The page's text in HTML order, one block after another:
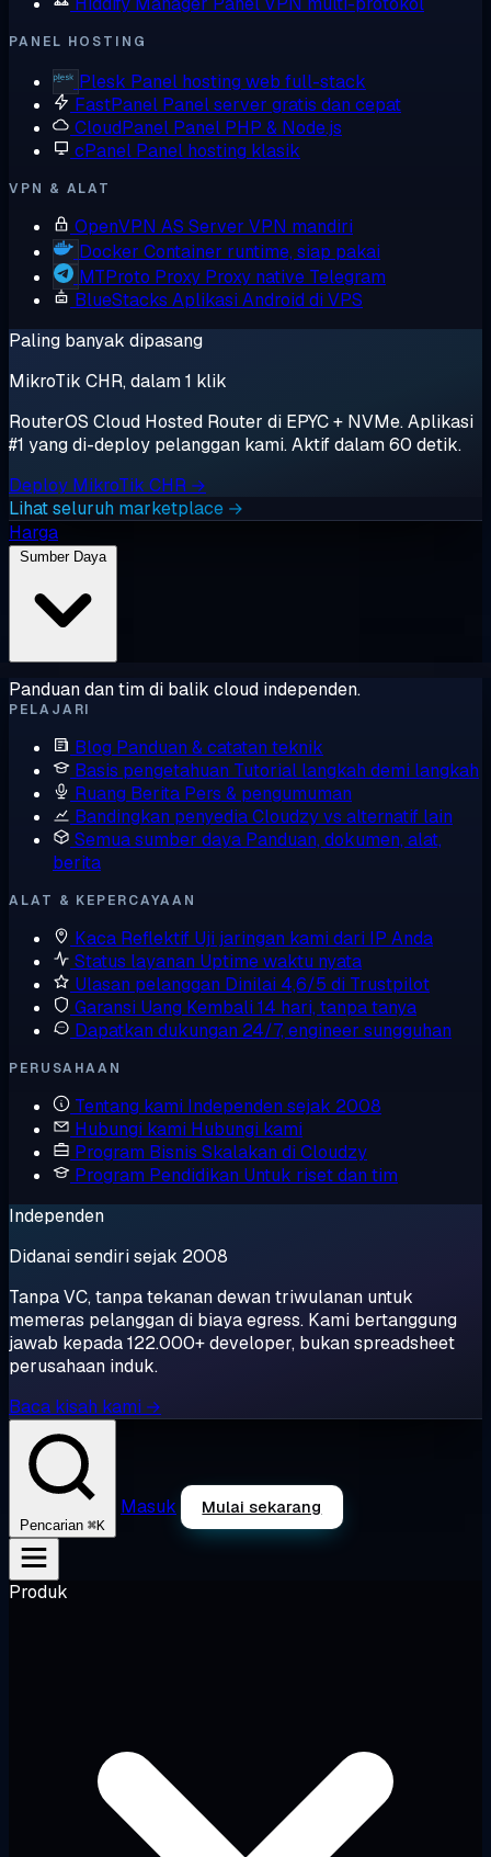
PANEL HOSTING
Plesk Panel hosting web full-stack
FastPanel Panel server gratis dan cepat
CloudPanel Panel PHP & Node.js
cPanel Panel hosting klasik
VPN & ALAT
OpenVPN AS Server VPN mandiri
Docker Container runtime, siap pakai
MTProto Proxy Proxy native Telegram
BlueStacks Aplikasi Android di VPS
Paling banyak dipasang
MikroTik CHR, dalam 1 klik
RouterOS Cloud Hosted Router di EPYC + NVMe. Aplikasi
#1 yang di-deploy pelanggan kami. Aktif dalam 60 detik.
Deploy MikroTik CHR →
Lihat seluruh marketplace →
Harga
Sumber Daya
Panduan dan tim di balik cloud independen.
PELAJARI
Blog Panduan & catatan teknik
Basis pengetahuan Tutorial langkah demi langkah
Ruang Berita Pers & pengumuman
Bandingkan penyediaCloudzy vs alternatif lain
Semua sumber daya Panduan, dokumen, alat,
berita
ALAT & KEPERCAYAAN
Kaca Reflektif Uji jaringan kami dari IP Anda
Status layanan Uptime waktu nyata
Ulasan pelanggan Dinilai 4,6/5 di Trustpilot
Garansi Uang Kembali 14 hari, tanpa tanya
Dapatkan dukungan 24/7, engineer sungguhan
PERUSAHAAN
Tentang kami Independen sejak 2008
Hubungi kami Hubungi kami
Program Bisnis Skalakan di Cloudzy
Program Pendidikan Untuk riset dan tim
Independen
Didanai sendiri sejak 2008
Tanpa VC, tanpa tekanan dewan triwulanan untuk
memeras pelanggan di biaya egress. Kami bertanggung
jawab kepada 122.000+ developer, bukan spreadsheet
perusahaan induk.
Baca kisah kami →
Pencarian ⌘K
Masuk Mulai sekarang
Produk